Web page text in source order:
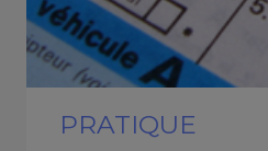
PRATIQUE